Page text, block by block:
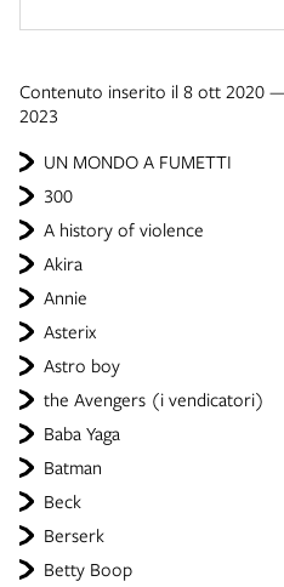
UN MONDO A FUMETTI
300
A history of violence
Akira
Annie
Asterix
Astro boy
the Avengers (i vendicatori)
Baba Yaga
Batman
Beck
Berserk
Betty Boop
Contenuto inserito il 8 ott 2020
2023